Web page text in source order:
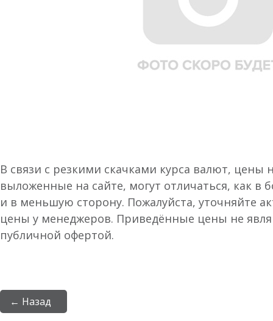
В связи с резкими скачками курса валют, цены
выложенные на сайте, могут отличаться, как в
и в меньшую сторону. Пожалуйста, уточняйте
цены у менеджеров. Приведённые цены не
публичной офертой.
← Назад